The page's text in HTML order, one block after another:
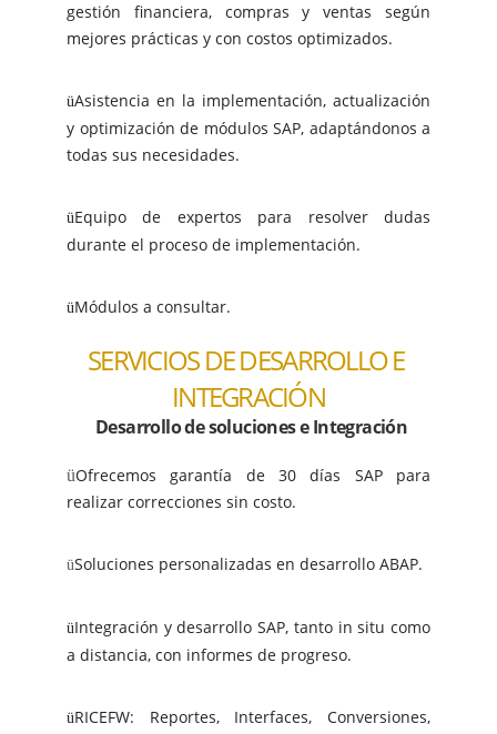
gestión financiera, compras y ventas según
mejores prácticas y con costos optimizados.
üAsistencia en la implementación, actualización
y optimización de módulos SAP, adaptándonos a
todas sus necesidades.
üEquipo de expertos para resolver dudas
durante el proceso de implementación.
üMódulos a consultar.
SERVICIOS DE DESARROLLO E
INTEGRACIÓN
üOfrecemos garantía de 30 días SAP para
realizar correcciones sin costo.
üSoluciones personalizadas en desarrollo ABAP.
üIntegración y desarrollo SAP, tanto in situ como
a distancia, con informes de progreso.
üRICEFW: Reportes, Interfaces, Conversiones,
Desarrollo de soluciones e Integración